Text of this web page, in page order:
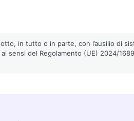
in tutto o in parte, con l’ausilio di
sensi del Regolamento (UE) 2024/